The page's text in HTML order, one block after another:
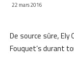
22 mars 2016
De source sûre,
Fouquet’s durant